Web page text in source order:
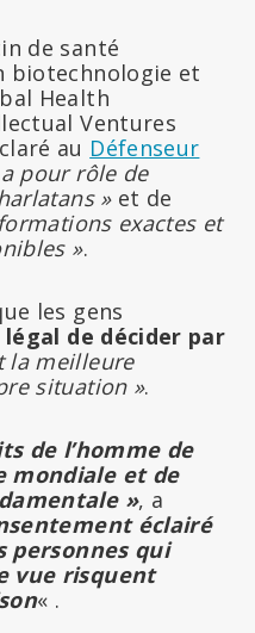
de santé
biotechnologie et
Health
Ventures
au Défenseur
pour rôle de
»et de
exactes et
».
les gens
de décider par
la meilleure
situation ».
de l’homme de
mondiale et de
», a
éclairé
personnes qui
vue risquent
« .